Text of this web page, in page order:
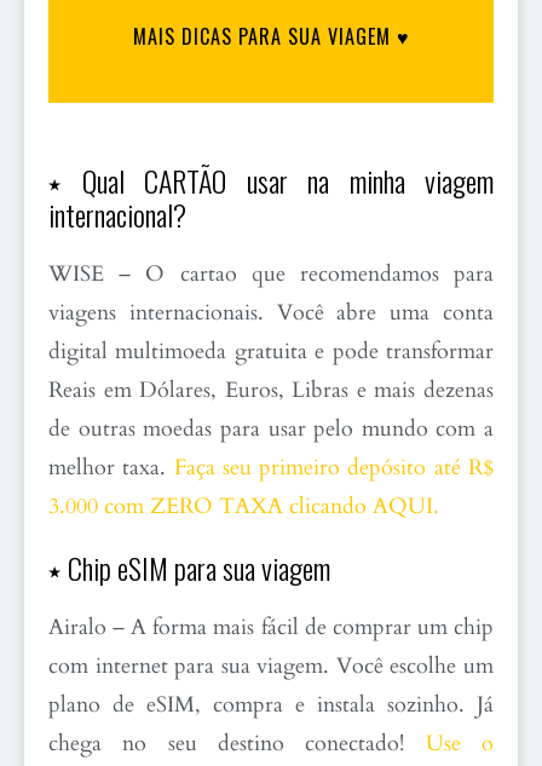
MAIS DICAS PARA SUA VIAGEM ♥
⭑ Qual CARTÃO usar na minha viagem
internacional?
WISE – O cartao que recomendamos para
viagens internacionais. Você abre uma conta
digital multimoeda gratuita e pode transformar
Reais em Dólares, Euros, Libras e mais dezenas
de outras moedas para usar pelo mundo com a
melhor taxa. Faça seu primeiro depósito até R$
3.000 com ZERO TAXA clicando AQUI.
⭑ Chip eSIM para sua viagem
Airalo – A forma mais fácil de comprar um chip
com internet para sua viagem. Você escolhe um
plano de eSIM, compra e instala sozinho. Já
chega no seu destino conectado! Use o